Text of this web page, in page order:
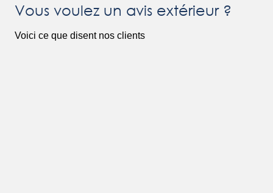
Vous voulez un avis extérieur ?
Voici ce que disent nos clients